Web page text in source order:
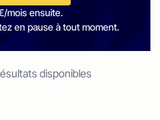
mois ensuite.
en pause à tout moment.
disponibles